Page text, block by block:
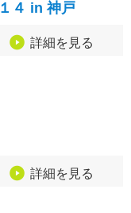
４ in 神戸
詳細を見る
詳細を見る